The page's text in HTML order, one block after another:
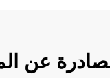
عن